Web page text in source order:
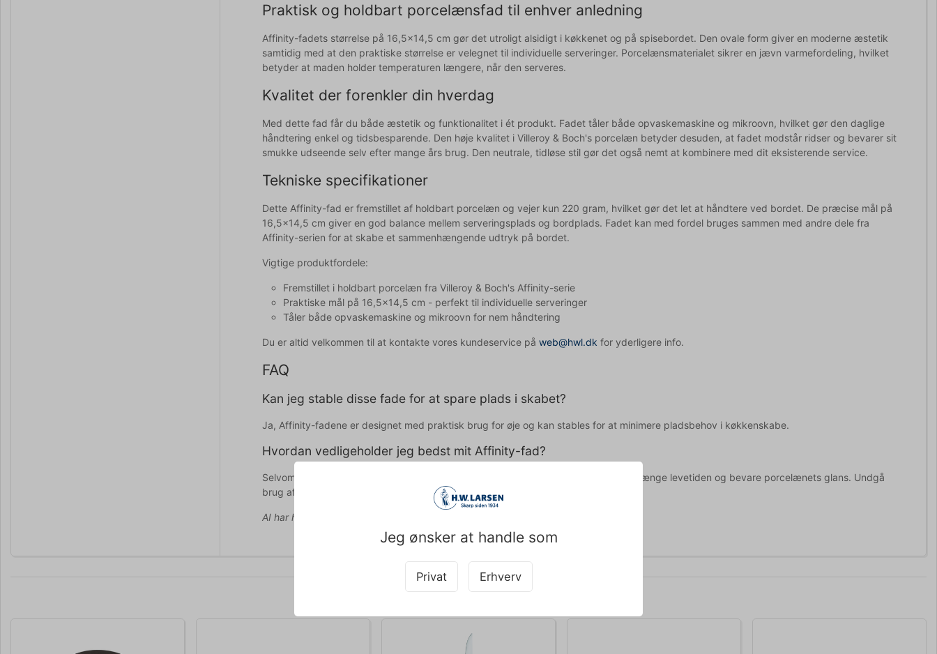
Jeg ønsker at handle som
Privat Erhverv
Praktisk og holdbart porcelænsfad til enhver anledning
Affinity-fadets størrelse på 16,5x14,5 cm gør det utroligt alsidigt i køkkenet og på spisebordet. Den ovale form giver en moderne æstetik
samtidig med at den praktiske størrelse er velegnet til individuelle serveringer. Porcelænsmaterialet sikrer en jævn varmefordeling, hvilket
betyder at maden holder temperaturen længere, når den serveres.
Kvalitet der forenkler din hverdag
Med dette fad får du både æstetik og funktionalitet i ét produkt. Fadet tåler både opvaskemaskine og mikroovn, hvilket gør den daglige
håndtering enkel og tidsbesparende. Den høje kvalitet i Villeroy & Boch's porcelæn betyder desuden, at fadet modstår ridser og bevarer sit
smukke udseende selv efter mange års brug. Den neutrale, tidløse stil gør det også nemt at kombinere med dit eksisterende service.
Tekniske specifikationer
Dette Affinity-fad er fremstillet af holdbart porcelæn og vejer kun 220 gram, hvilket gør det let at håndtere ved bordet. De præcise mål på
16,5x14,5 cm giver en god balance mellem serveringsplads og bordplads. Fadet kan med fordel bruges sammen med andre dele fra
Affinity-serien for at skabe et sammenhængende udtryk på bordet.
Vigtige produktfordele:
Fremstillet i holdbart porcelæn fra Villeroy & Boch's Affinity-serie
Praktiske mål på 16,5x14,5 cm - perfekt til individuelle serveringer
Tåler både opvaskemaskine og mikroovn for nem håndtering
Du er altid velkommen til at kontakte vores kundeservice på web@hwl.dk for yderligere info.
FAQ
Kan jeg stable disse fade for at spare plads i skabet?
Ja, Affinity-fadene er designet med praktisk brug for øje og kan stables for at minimere pladsbehov i køkkenskabe.
Hvordan vedligeholder jeg bedst mit Affinity-fad?
Selvom fadet tåler opvaskemaskine, anbefales håndvask med mild sæbe for at forlænge levetiden og bevare porcelænets glans. Undgå
brug af skrappe rengøringsmidler og stålsvampe.
AI har hjulpet med teksten og derfor tages der forbehold for fejl.
Købt sammen med